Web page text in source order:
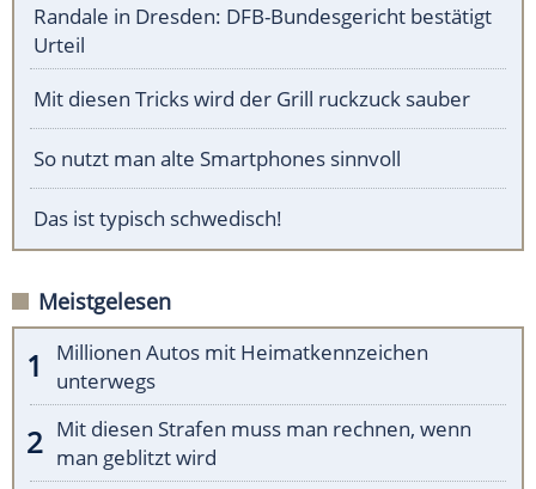
Randale in Dresden: DFB-Bundesgericht bestätigt
Urteil
Mit diesen Tricks wird der Grill ruckzuck sauber
So nutzt man alte Smartphones sinnvoll
Das ist typisch schwedisch!
Meistgelesen
Millionen Autos mit Heimatkennzeichen
unterwegs
Mit diesen Strafen muss man rechnen, wenn
man geblitzt wird